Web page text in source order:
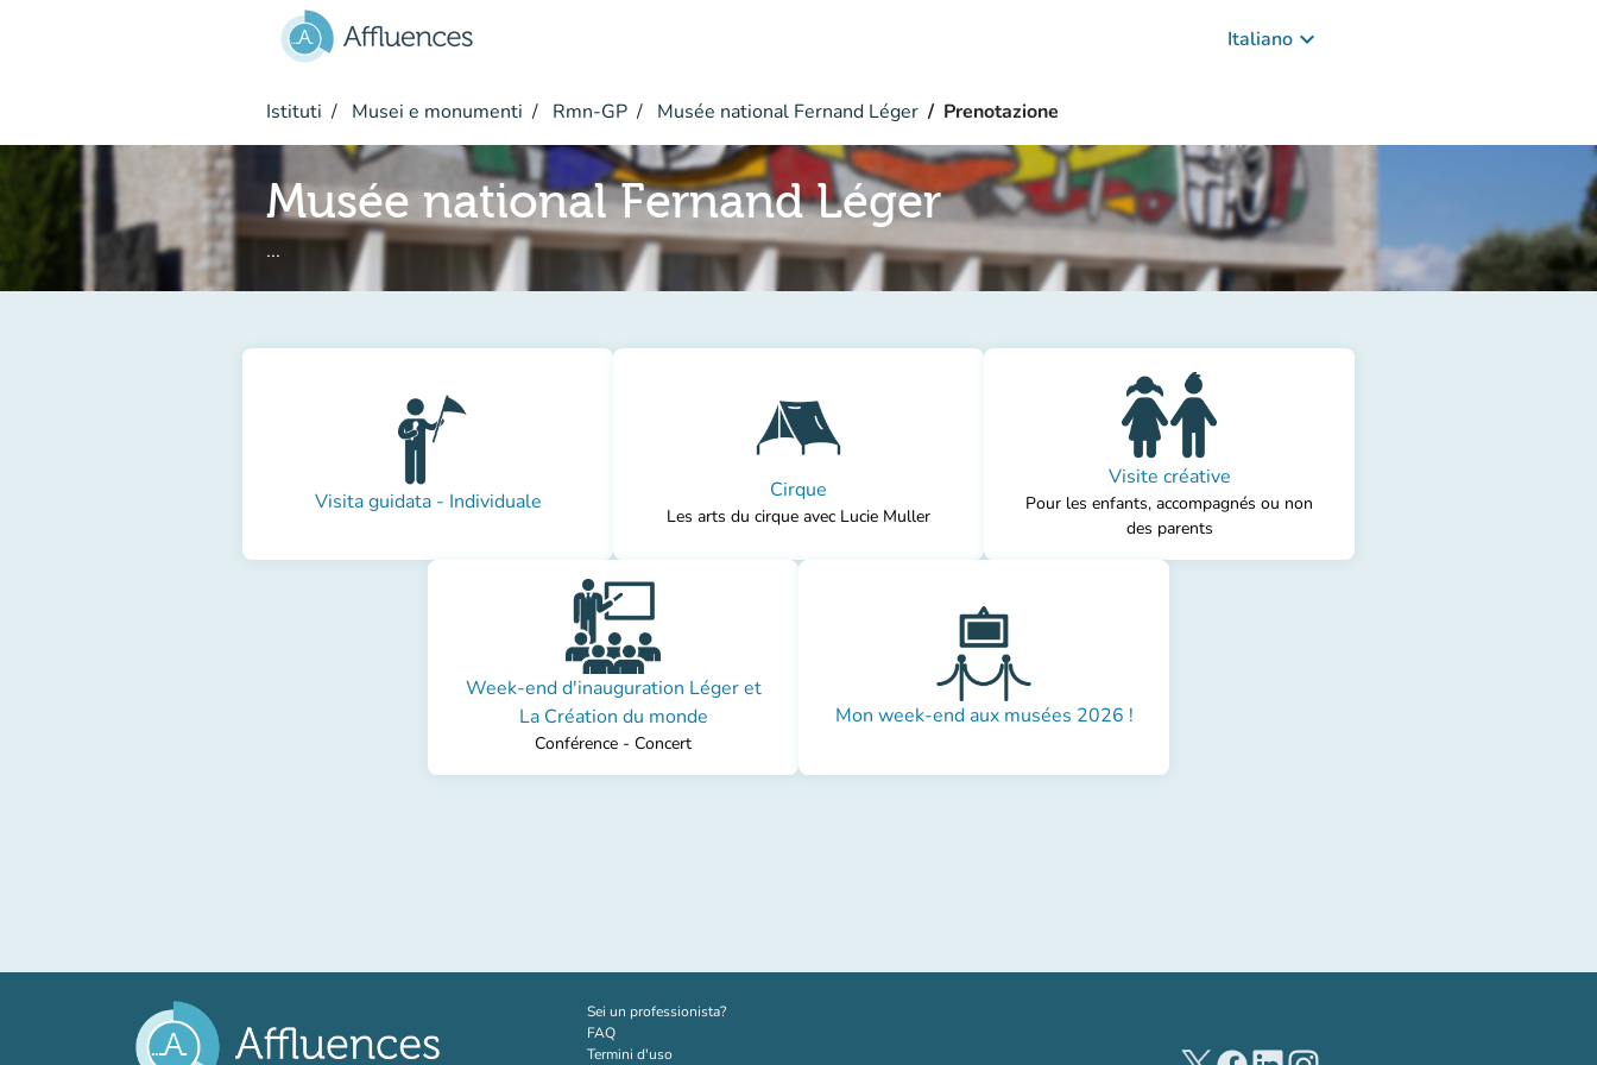
Italiano keyboard_arrow_down
Istituti Musei e monumenti Rmn-GP Musée national Fernand Léger Prenotazione
Musée national Fernand Léger
...
Visita guidata - Individuale Cirque
Les arts du cirque avec Lucie Muller
Visite créative
Pour les enfants, accompagnés ou non
des parents
Week-end d'inauguration Léger et
La Création du monde
Conférence - Concert
Mon week-end aux musées 2026 !
Sei un professionista?(nuova scheda)
FAQ
Termini d'uso
(nuova scheda)
(nuova scheda)
(nuova scheda)